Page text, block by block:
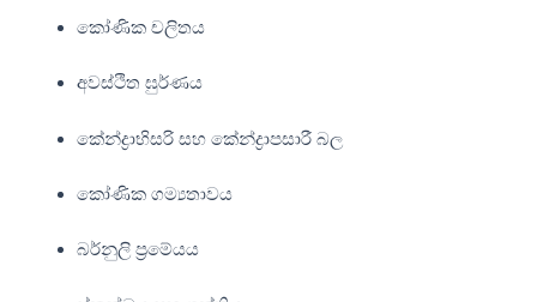
කෝණික චලිතය
අවස්ථිත ඝුර්ණය
කේන්ද්‍රාභිසරි සහ කේන්ද්‍රාපසාරී බල
කෝණික ගම්‍යතාවය
බර්නුලි ප්‍රමේයය